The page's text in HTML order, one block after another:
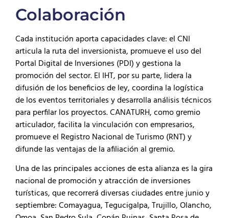
Colaboración
Cada institución aporta capacidades clave: el CNI
articula la ruta del inversionista, promueve el uso del
Portal Digital de Inversiones (PDI) y gestiona la
promoción del sector. El IHT, por su parte, lidera la
difusión de los beneficios de ley, coordina la logística
de los eventos territoriales y desarrolla análisis técnicos
para perfilar los proyectos. CANATURH, como gremio
articulador, facilita la vinculación con empresarios,
promueve el Registro Nacional de Turismo (RNT) y
difunde las ventajas de la afiliación al gremio.
Una de las principales acciones de esta alianza es la gira
nacional de promoción y atracción de inversiones
turísticas, que recorrerá diversas ciudades entre junio y
septiembre: Comayagua, Tegucigalpa, Trujillo, Olancho,